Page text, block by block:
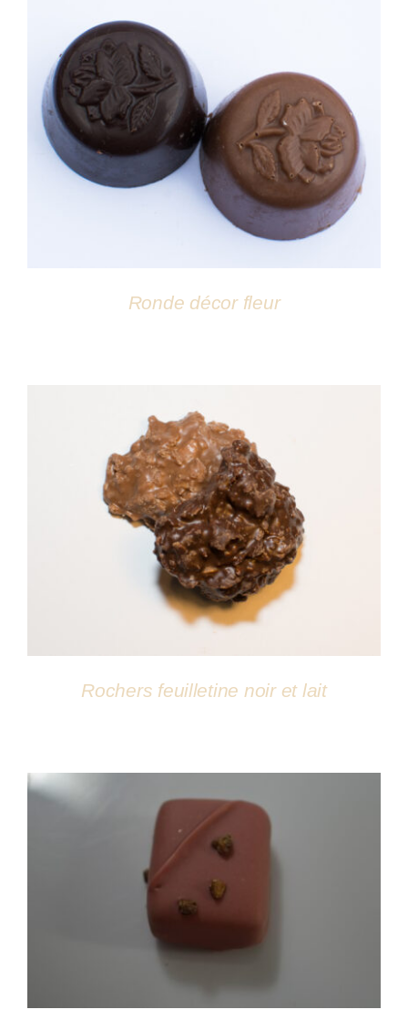
DÉTAILS
Ronde décor fleur
DÉTAILS
Rochers feuilletine noir et lait
DÉTAILS